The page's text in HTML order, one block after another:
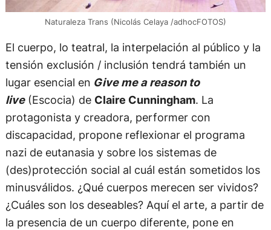
Naturaleza Trans (Nicolás Celaya /adhocFOTOS)
El cuerpo, lo teatral, la interpelación al público y la
tensión exclusión / inclusión tendrá también un
lugar esencial en Give me a reason to
live(Escocia) de Claire Cunningham. La
protagonista y creadora, performer con
discapacidad, propone reflexionar el programa
nazi de eutanasia y sobre los sistemas de
(des)protección social al cuál están sometidos los
minusválidos. ¿Qué cuerpos merecen ser vividos?
¿Cuáles son los deseables? Aquí el arte, a partir de
la presencia de un cuerpo diferente, pone en